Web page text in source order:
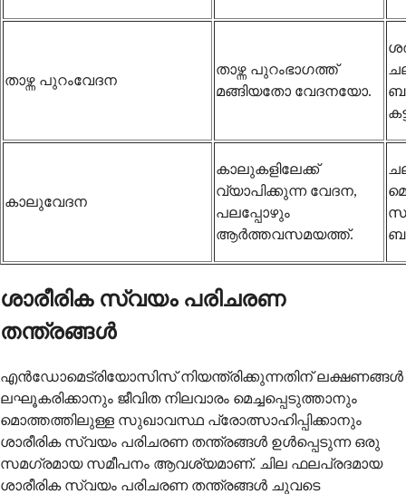
താഴ്ന്ന പുറംവേദന
താഴ്ന്ന പുറംഭാഗത്ത്
മങ്ങിയതോ വേദനയോ.
കാലുവേദന
കാലുകളിലേക്ക്
വ്യാപിക്കുന്ന വേദന,
പലപ്പോഴും
ആർത്തവസമയത്ത്.
ശാരീരിക സ്വയം പരിചരണ
തന്ത്രങ്ങൾ
എൻഡോമെട്രിയോസിസ് നിയന്ത്രിക്കുന്നതിന് ലക്ഷണങ്ങൾ
ലഘൂകരിക്കാനും ജീവിത നിലവാരം മെച്ചപ്പെടുത്താനും
മൊത്തത്തിലുള്ള സുഖാവസ്ഥ പ്രോത്സാഹിപ്പിക്കാനും
ശാരീരിക സ്വയം പരിചരണ തന്ത്രങ്ങൾ ഉൾപ്പെടുന്ന ഒരു
സമഗ്രമായ സമീപനം ആവശ്യമാണ്. ചില ഫലപ്രദമായ
ശാരീരിക സ്വയം പരിചരണ തന്ത്രങ്ങൾ ചുവടെ